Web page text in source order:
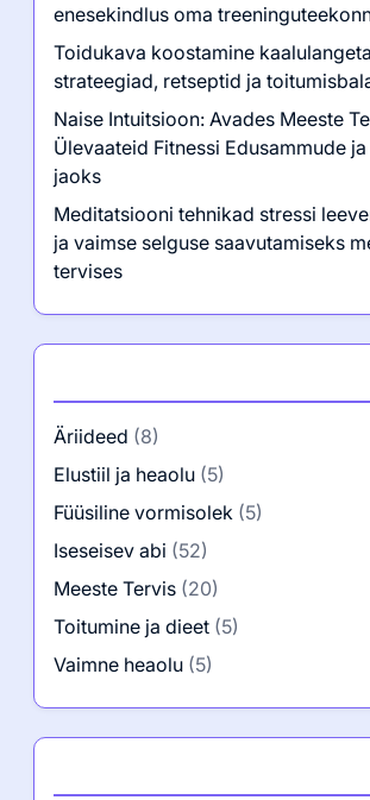
enesekindlus oma
Toidukava koostamine
strateegiad, retseptid ja
Naise Intuitsioon: Avades Meeste
Ülevaateid Fitnessi Edusammude
jaoks
Meditatsiooni tehnikad stressi
ja vaimse selguse saavutamiseks
tervises
Äriideed (8)
Elustiil ja heaolu (5)
Füüsiline vormisolek (5)
Iseseisev abi (52)
Meeste Tervis (20)
Toitumine ja dieet (5)
Vaimne heaolu (5)